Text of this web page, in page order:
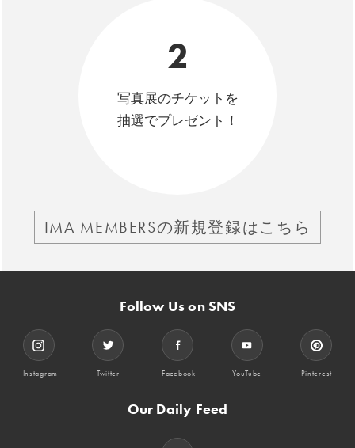
2
写真展のチケットを
抽選でプレゼント！
IMA MEMBERSの新規登録はこちら
Follow Us on SNS
Instagram Twitter Facebook YouTube Pinterest
Our Daily Feed